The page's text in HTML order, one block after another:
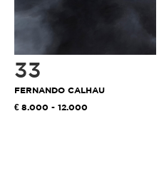
33
FERNANDO CALHAU
8.000 - 12.000